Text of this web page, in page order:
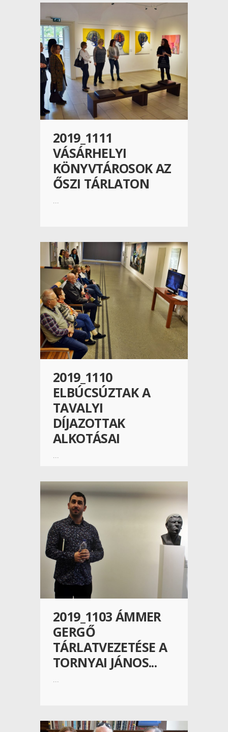
2019_1111
VÁSÁRHELYI
KÖNYVTÁROSOK AZ
ŐSZI TÁRLATON
...
2019_1110
ELBÚCSÚZTAK A
TAVALYI
DÍJAZOTTAK
ALKOTÁSAI
...
2019_1103 ÁMMER
GERGŐ
TÁRLATVEZETÉSE A
TORNYAI JÁNOS...
...